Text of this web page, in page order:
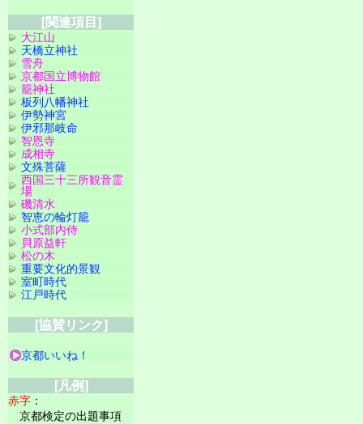
[関連項目]
大江山
天橋立神社
雪舟
京都国立博物館
籠神社
板列八幡神社
伊勢神宮
伊邪那岐命
智恩寺
成相寺
文殊菩薩
西国三十三所観音霊
場
磯清水
智恵の輪灯籠
小式部内侍
貝原益軒
松の木
重要文化的景観
室町時代
江戸時代
[協賛リンク]
京都いいね！
[凡例]
赤字 ：
京都検定の出題事項